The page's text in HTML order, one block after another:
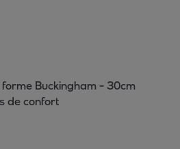
Buckingham - 30cm
de confort